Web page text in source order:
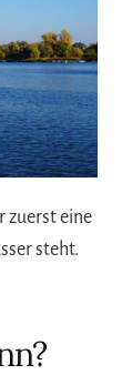
zuerst eine
steht.